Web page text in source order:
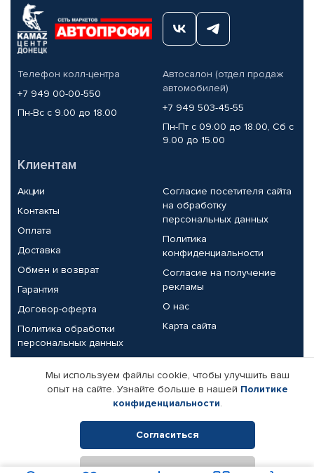
Телефон колл-центра
+7 949 00-00-550
Пн-Вс с 9.00 до 18.00
Автосалон (отдел продаж
автомобилей)
+7 949 503-45-55
Пн-Пт с 09.00 до 18.00, Сб с
9.00 до 15.00
Клиентам
Акции
Контакты
Оплата
Доставка
Обмен и возврат
Гарантия
Договор-оферта
Политика обработки
персональных данных
Согласие посетителя сайта
на обработку
персональных данных
Политика
конфиденциальности
Согласие на получение
рекламы
О нас
Карта сайта
Партнерам
Корпоративным клиентам
Поставщикам
Реквизиты компании
Мы используем файлы cookie, чтобы улучшить ваш
опыт на сайте. Узнайте больше в нашей Политике
конфиденциальности.
Согласиться
Отклонить